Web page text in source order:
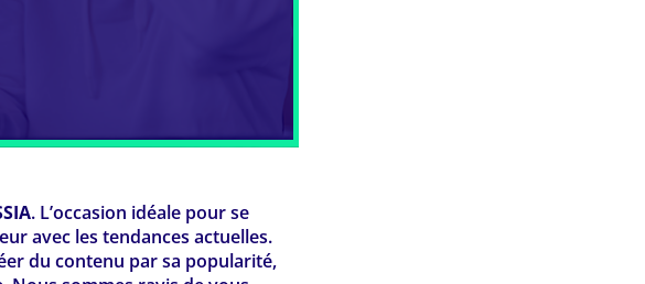
. L’occasion idéale pour se
avec les tendances actuelles.
du contenu par sa popularité,